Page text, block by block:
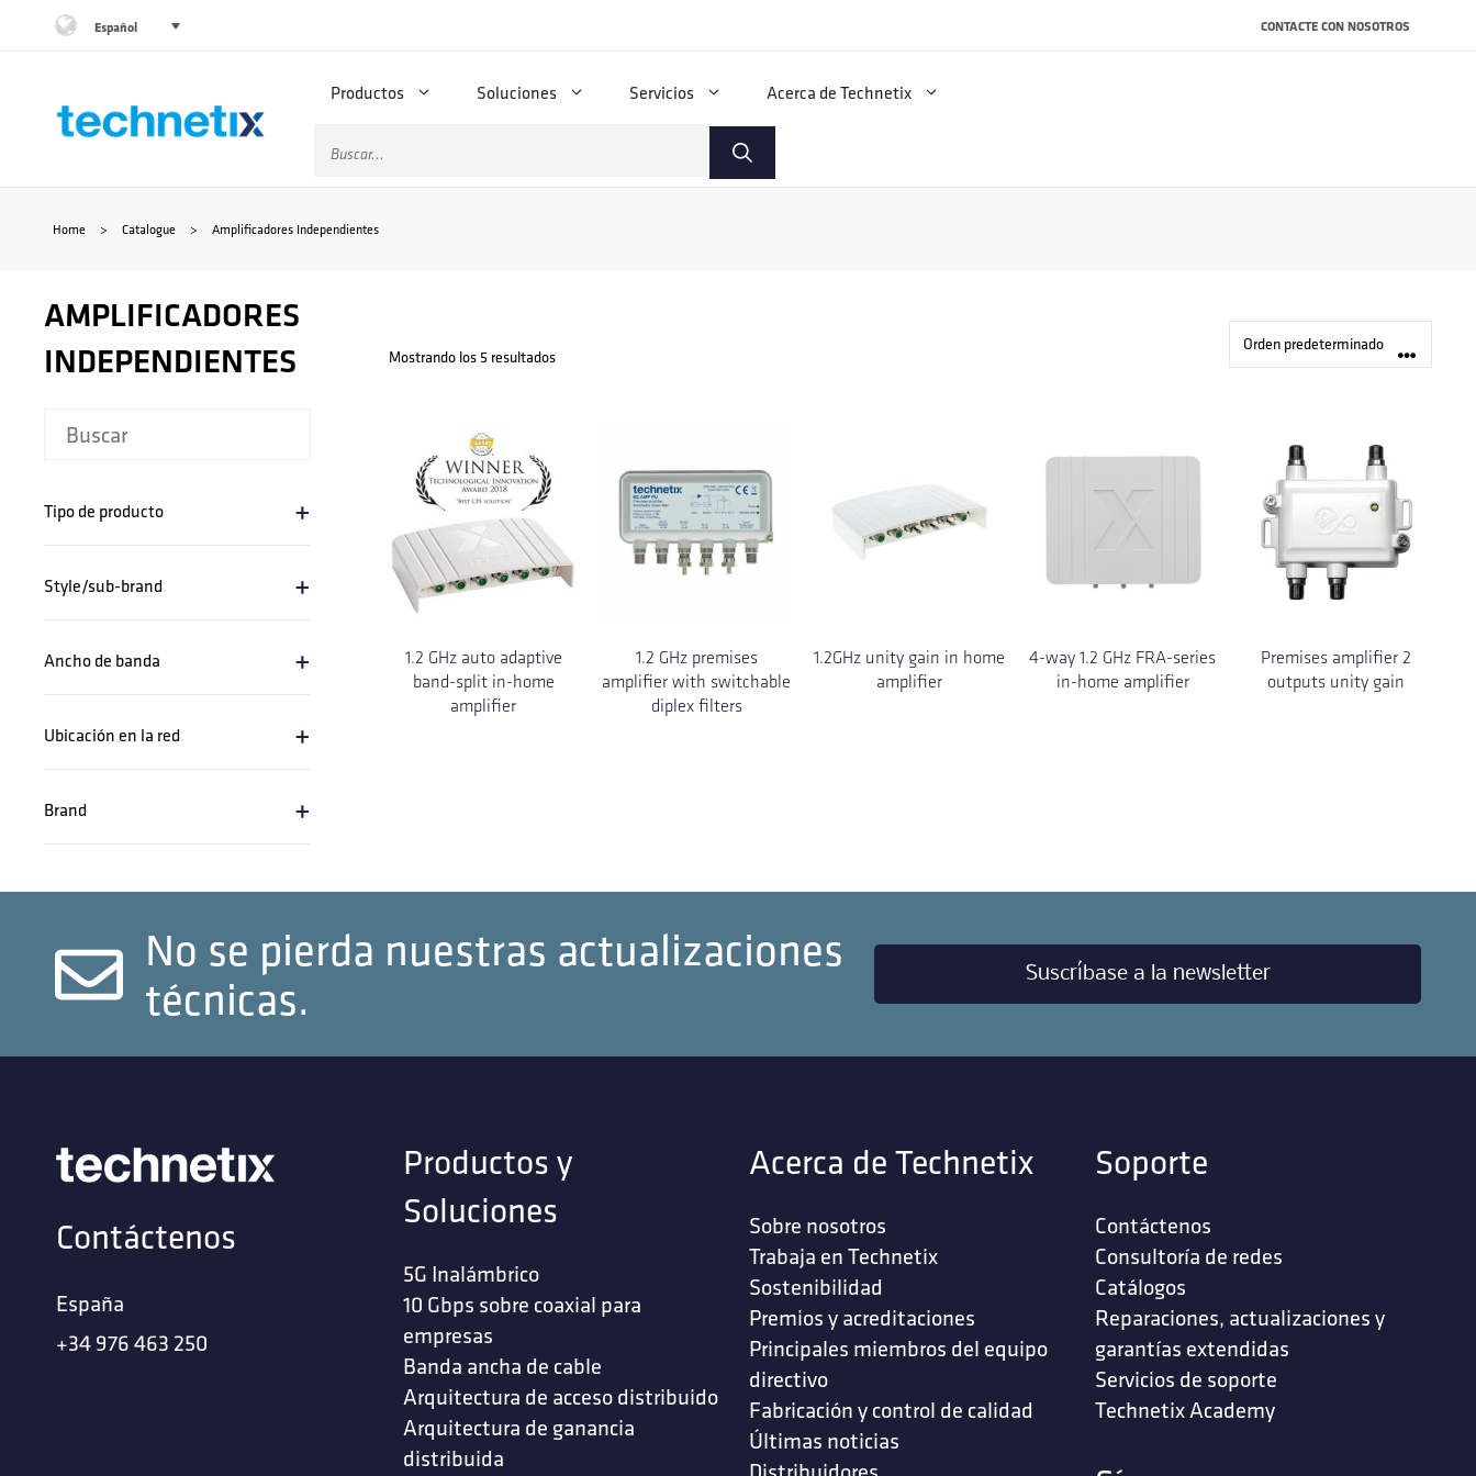
contenido
Español CONTACTE CON NOSOTROS
Productos Soluciones Servicios Acerca de Technetix
Buscar:
Home > Catalogue > Amplificadores Independientes
Mostrando los 5 resultados
1.2 GHz auto adaptive
band-split in-home
amplifier
1.2 GHz premises
amplifier with switchable
diplex filters
1.2GHz unity gain in home
amplifier
4-way 1.2 GHz FRA-series
in-home amplifier
Premises amplifier 2
outputs unity gain
AMPLIFICADORES
INDEPENDIENTES
Tipo de producto +
Style/sub-brand +
Ancho de banda +
Ubicación en la red +
Brand +
No se pierda nuestras actualizaciones
técnicas.
Suscríbase a la newsletter
Contáctenos
España
+34 976 463 250
Productos y
Soluciones
5G Inalámbrico
10 Gbps sobre coaxial para
empresas
Banda ancha de cable
Arquitectura de acceso distribuido
Arquitectura de ganancia
distribuida
Acerca de Technetix
Sobre nosotros
Trabaja en Technetix
Sostenibilidad
Premios y acreditaciones
Principales miembros del equipo
directivo
Fabricación y control de calidad
Últimas noticias
Soporte
Contáctenos
‎Consultoría de redes‎
Catálogos
Reparaciones, actualizaciones y
garantías extendidas
Servicios de soporte ‎
Technetix Academy